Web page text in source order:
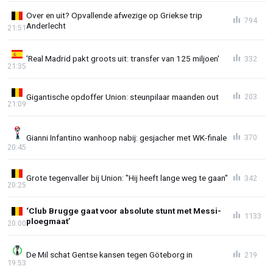
Over en uit? Opvallende afwezige op Griekse trip
Anderlecht
21:51
794
'Real Madrid pakt groots uit: transfer van 125 miljoen'
21:35
332
Gigantische opdoffer Union: steunpilaar maanden out
21:09
203
Gianni Infantino wanhoop nabij: gesjacher met WK-finale
20:45
370
Grote tegenvaller bij Union: "Hij heeft lange weg te gaan"
20:25
342
‘Club Brugge gaat voor absolute stunt met Messi-
ploegmaat’
20:00
1133
De Mil schat Gentse kansen tegen Göteborg in
19:53
219